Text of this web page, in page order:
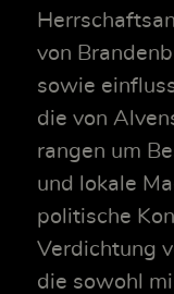
von
sowie
die von
rangen um
und lokale
politische
Verdichtung
die sowohl